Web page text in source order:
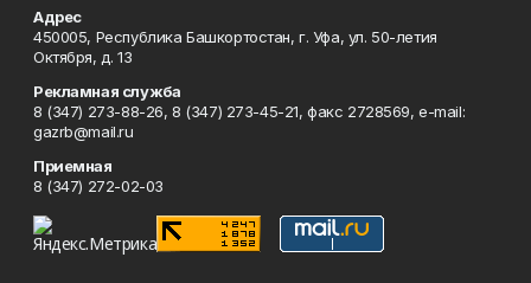
Адрес
450005, Республика Башкортостан, г. Уфа, ул. 50-летия
Октября, д. 13
Рекламная служба
8 (347) 273-88-26, 8 (347) 273-45-21, факс 2728569, e-mail:
gazrb@mail.ru
Приемная
8 (347) 272-02-03